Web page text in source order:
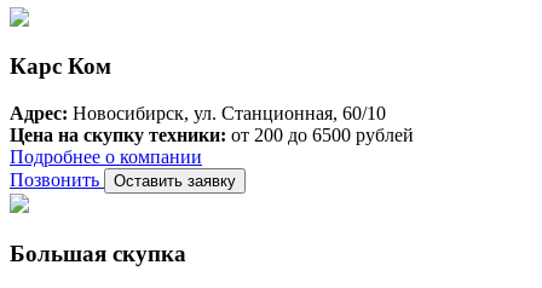
Карс Ком
Адрес: Новосибирск, ул. Станционная, 60/10
Цена на скупку техники: от 200 до 6500 рублей
Подробнее о компании
Позвонить
Оставить заявку
Большая скупка